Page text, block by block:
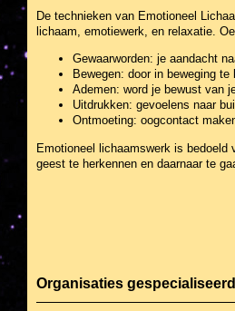
De technieken van Emotioneel
lichaam, emotiewerk, en relaxatie.
Gewaarworden: je aandacht
Bewegen: door in beweging
Ademen: word je bewust van
Uitdrukken: gevoelens naar
Ontmoeting: oogcontact
Emotioneel lichaamswerk is
geest te herkennen en daarnaar te
Organisaties